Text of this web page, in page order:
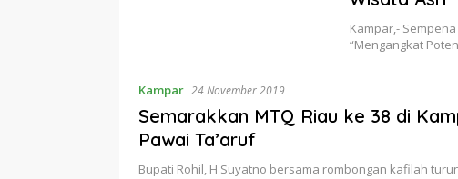
Kampar,-
“Mengangkat
Kampar 24 November 2019
Semarakkan MTQ Riau ke 38 di
Pawai Ta’aruf
Bupati Rohil, H Suyatno bersama rombongan kafilah